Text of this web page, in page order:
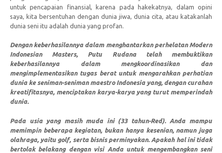
untuk pencapaian finansial, karena pada hakekatnya, dalam opini
saya, kita bersentuhan dengan dunia jiwa, dunia cita, atau katakanlah
dunia seni itu adalah dunia yang profan.
Dengan keberhasilannya dalam menghantarkan perhelatan Modern
Indonesian Masters, Putu Rudana telah membuktikan
keberhasilannya dalam mengkoordinasikan dan
mengimplementasikan tugas berat untuk mengarahkan perhatian
dunia ke seniman-seniman maestro Indonesia yang, dengan curahan
kreatifitasnya, menciptakan karya-karya yang turut memperindah
dunia.
Pada usia yang masih muda ini (33 tahun-Red). Anda mampu
memimpin beberapa kegiatan, bukan hanya kesenian, namun juga
olahraga, yaitu golf, serta bisnis perminyakan. Apakah hal ini tidak
bertolak belakang dengan visi Anda untuk mengembangkan seni